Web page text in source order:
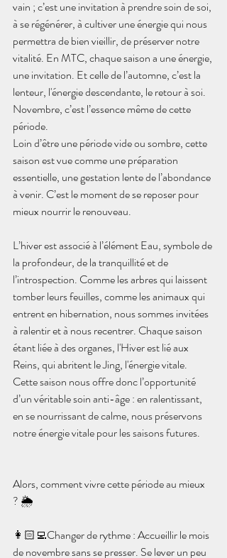
vain ; c’est une invitation à prendre soin de soi,
à se régénérer, à cultiver une énergie qui nous
permettra de bien vieillir, de préserver notre
vitalité. En MTC, chaque saison a une énergie,
une invitation. Et celle de l’automne, c’est la
lenteur, l'énergie descendante, le retour à soi.
Novembre, c’est l’essence même de cette
période.
Loin d’être une période vide ou sombre, cette
saison est vue comme une préparation
essentielle, une gestation lente de l’abondance
à venir. C’est le moment de se reposer pour
mieux nourrir le renouveau.
L’hiver est associé à l’élément Eau, symbole de
la profondeur, de la tranquillité et de
l’introspection. Comme les arbres qui laissent
tomber leurs feuilles, comme les animaux qui
entrent en hibernation, nous sommes invitées
à ralentir et à nous recentrer. Chaque saison
étant liée à des organes, l'Hiver est lié aux
Reins, qui abritent le Jing, l'énergie vitale.
Cette saison nous offre donc l’opportunité
d’un véritable soin anti-âge : en ralentissant,
en se nourrissant de calme, nous préservons
notre énergie vitale pour les saisons futures.
Alors, comment vivre cette période au mieux
? 🌦️
👩🏻‍💻Changer de rythme : Accueillir le mois
de novembre sans se presser. Se lever un peu